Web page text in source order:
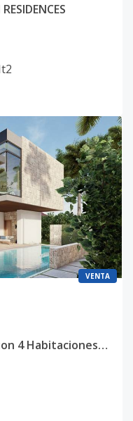
VENTA
Moderna Villa Cap Cana Caleton 4 Habitaciones con Gran Piscina